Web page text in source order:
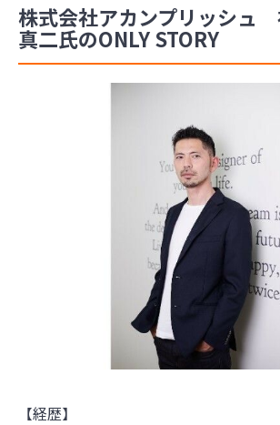
株式会社アカンプリッシ
真二氏のONLY STORY
【経歴】